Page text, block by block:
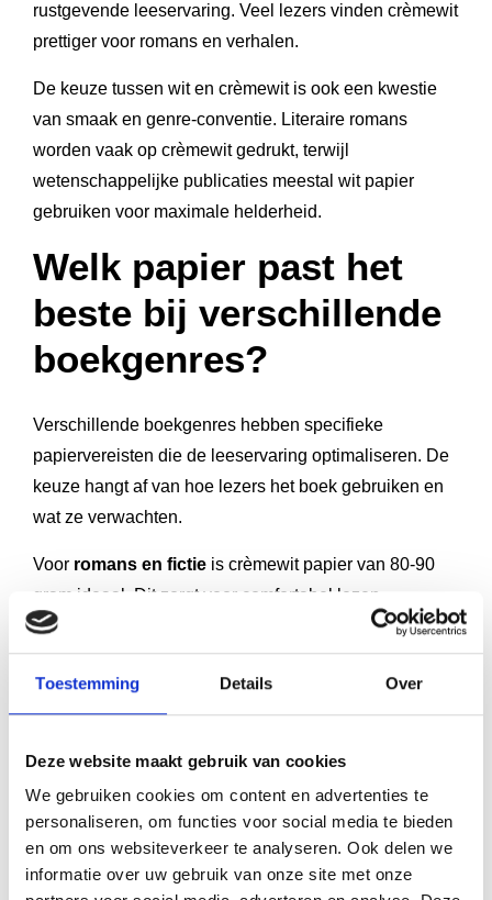
Toestemming Details Over
Deze website maakt gebruik van cookies
We gebruiken cookies om content en advertenties te
personaliseren, om functies voor social media te bieden
en om ons websiteverkeer te analyseren. Ook delen we
informatie over uw gebruik van onze site met onze
rustgevende leeservaring. Veel lezers vinden crèmewit
prettiger voor romans en verhalen.
De keuze tussen wit en crèmewit is ook een kwestie
van smaak en genre-conventie. Literaire romans
worden vaak op crèmewit gedrukt, terwijl
wetenschappelijke publicaties meestal wit papier
gebruiken voor maximale helderheid.
Welk papier past het
beste bij verschillende
boekgenres?
Verschillende boekgenres hebben specifieke
papiervereisten die de leeservaring optimaliseren. De
keuze hangt af van hoe lezers het boek gebruiken en
wat ze verwachten.
Voor romans en fictie is crèmewit papier van 80-90
gram ideaal. Dit zorgt voor comfortabel lezen
gedurende lange sessies en geeft het boek een
traditionele, literaire uitstraling die lezers verwachten.
maakt tekst, diagrammen en afbeeldingen optimaal
zichtbaar, wat belangrijk is voor informatieve content.
Kinderboeken vereisen steviger papier (100-120 gram)
vanwege intensief gebruik. Wit papier werkt goed voor